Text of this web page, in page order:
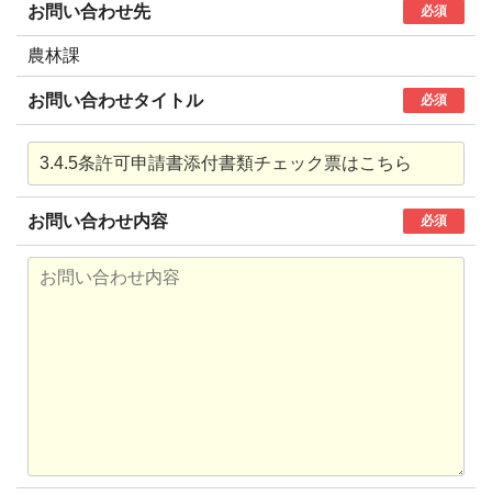
お問い合わせ先 必須
農林課
お問い合わせタイトル 必須
お問い合わせ内容 必須